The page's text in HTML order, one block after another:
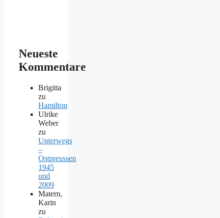
Neueste
Kommentare
Brigitta
zu
Hamilton
Ulrike
Weber
zu
Unterwegs
–
Ostpreussen
1945
und
2009
Matern,
Karin
zu